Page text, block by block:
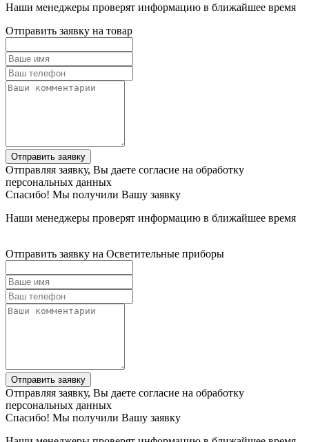
Наши менеджеры проверят информацию в ближайшее время
Отправить заявку на товар
Отправить заявку
Отправляя заявку, Вы даете согласие на обработку
персональных данных
Спасибо! Мы получили Вашу заявку
Наши менеджеры проверят информацию в ближайшее время
Отправить заявку на Осветительные приборы
Отправить заявку
Отправляя заявку, Вы даете согласие на обработку
персональных данных
Спасибо! Мы получили Вашу заявку